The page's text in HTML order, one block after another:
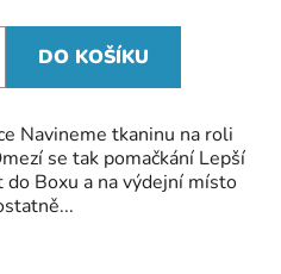
DO KOŠÍKU
Navineme tkaninu na roli
se tak pomačkání Lepší
Boxu a na výdejní místo